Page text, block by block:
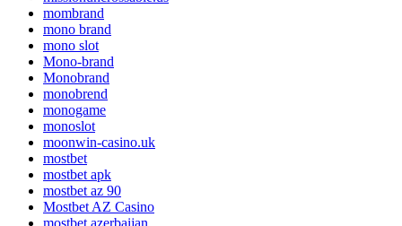
mombrand
mono brand
mono slot
Mono-brand
Monobrand
monobrend
monogame
monoslot
moonwin-casino.uk
mostbet
mostbet apk
mostbet az 90
Mostbet AZ Casino